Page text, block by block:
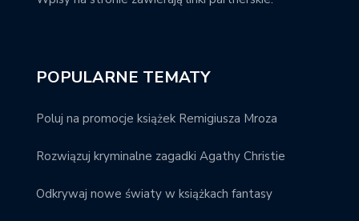
POPULARNE TEMATY
Poluj na promocje książek Remigiusza Mroza
Rozwiązuj kryminalne zagadki Agathy Christie
Odkrywaj nowe światy w książkach fantasy